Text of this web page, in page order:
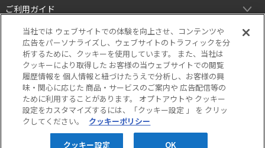
ご利用ガイド
リンク
当サイトの表示価格は個別に税込・税抜等の
記載がない場合は「税込価格」です。
当社では ウェブサイトでの体験を向上させ、コンテンツや
広告をパーソナライズし、ウェブサイトのトラフィックを分
析するために、クッキーを使用しています。 また、当社は
クッキーにより取得した お客様の当ウェブサイトでの閲覧
履歴情報を 個人情報と紐づけたうえで分析し、お客様の興
味・関心に応じた 商品・サービスのご案内や 広告配信等の
ために利用することがあります。 オプトアウトや クッキー
設定をカスタマイズするには、「クッキー設定 」 を クリッ
クしてください。
クッキーポリシー
クッキー設定 OK